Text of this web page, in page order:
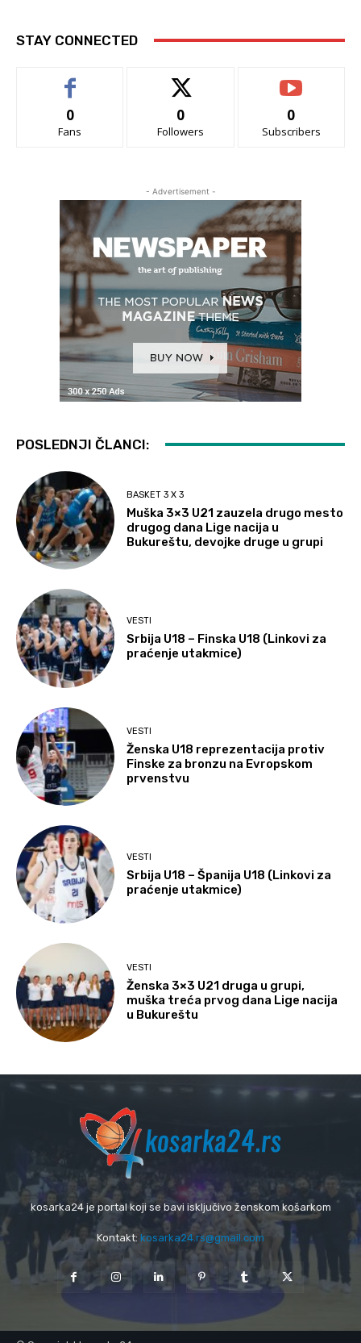
STAY CONNECTED
0
Fans
0
Followers
0
Subscribers
- Advertisement -
POSLEDNJI ČLANCI:
BASKET 3 X 3
Muška 3×3 U21 zauzela drugo mesto
drugog dana Lige nacija u
Bukureštu, devojke druge u grupi
VESTI
Srbija U18 – Finska U18 (Linkovi za
praćenje utakmice)
VESTI
Ženska U18 reprezentacija protiv
Finske za bronzu na Evropskom
prvenstvu
VESTI
Srbija U18 – Španija U18 (Linkovi za
praćenje utakmice)
VESTI
Ženska 3×3 U21 druga u grupi,
muška treća prvog dana Lige nacija
u Bukureštu
kosarka24 je portal koji se bavi isključivo ženskom košarkom
Kontakt: kosarka24.rs@gmail.com